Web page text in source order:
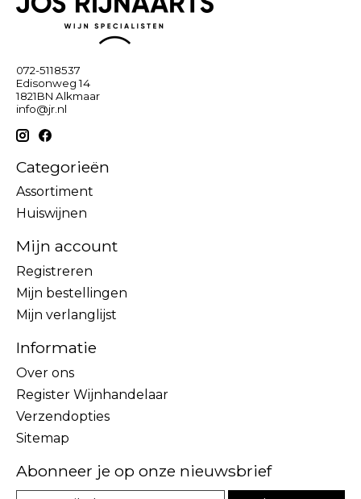
072-5118537
Edisonweg 14
1821BN Alkmaar
info@jr.nl
Categorieën
Assortiment
Huiswijnen
Mijn account
Registreren
Mijn bestellingen
Mijn verlanglijst
Informatie
Over ons
Register Wijnhandelaar
Verzendopties
Sitemap
Abonneer je op onze nieuwsbrief